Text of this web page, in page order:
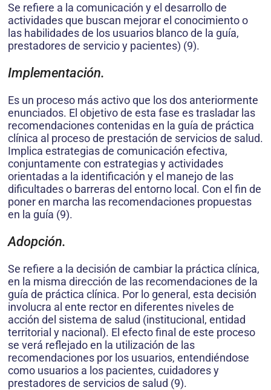
Se refiere a la comunicación y el desarrollo de
actividades que buscan mejorar el conocimiento o
las habilidades de los usuarios blanco de la guía,
prestadores de servicio y pacientes) (9).
Implementación.
Es un proceso más activo que los dos anteriormente
enunciados. El objetivo de esta fase es trasladar las
recomendaciones contenidas en la guía de práctica
clínica al proceso de prestación de servicios de salud.
Implica estrategias de comunicación efectiva,
conjuntamente con estrategias y actividades
orientadas a la identificación y el manejo de las
dificultades o barreras del entorno local. Con el fin de
poner en marcha las recomendaciones propuestas
en la guía (9).
Adopción.
Se refiere a la decisión de cambiar la práctica clínica,
en la misma dirección de las recomendaciones de la
guía de práctica clínica. Por lo general, esta decisión
involucra al ente rector en diferentes niveles de
acción del sistema de salud (institucional, entidad
territorial y nacional). El efecto final de este proceso
se verá reflejado en la utilización de las
recomendaciones por los usuarios, entendiéndose
como usuarios a los pacientes, cuidadores y
prestadores de servicios de salud (9).